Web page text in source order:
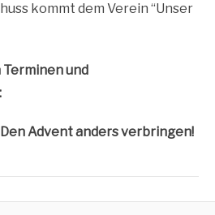
kommt dem Ver­ein “Unser
und
Den Advent anders verbringen!